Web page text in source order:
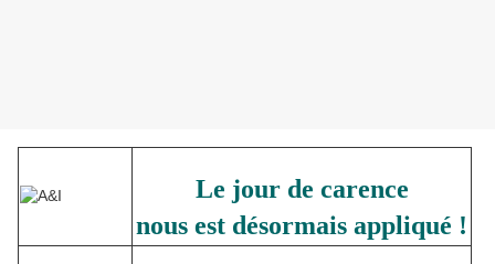
Le jour de carence
nous est désormais appliqué !